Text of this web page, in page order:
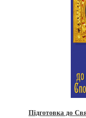
Підготовка до